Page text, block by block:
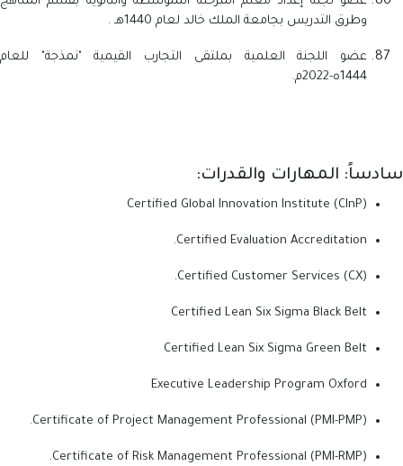
وطرق التدريس بجامعة الملك خالد لعام 1440هـ .
عضو اللجنة العلمية بملتقى التجارب القيمية "نمذجة" للعام
1444ه-2022م.
سادساً: المهارات والقدرات:
Certified Global Innovation Institute (CInP)
Certified Evaluation Accreditation.
Certified Customer Services (CX).
Certified Lean Six Sigma Black Belt
Certified Lean Six Sigma Green Belt
Executive Leadership Program Oxford
Certificate of Project Management Professional (PMI-PMP).
Certificate of Risk Management Professional (PMI-RMP).